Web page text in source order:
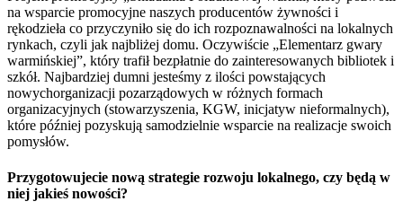
na wsparcie promocyjne naszych producentów żywności i
rękodzieła co przyczyniło się do ich rozpoznawalności na lokalnych
rynkach, czyli jak najbliżej domu. Oczywiście „Elementarz gwary
warmińskiej”, który trafił bezpłatnie do zainteresowanych bibliotek i
szkół. Najbardziej dumni jesteśmy z ilości powstających
nowychorganizacji pozarządowych w różnych formach
organizacyjnych (stowarzyszenia, KGW, inicjatyw nieformalnych),
które później pozyskują samodzielnie wsparcie na realizacje swoich
pomysłów.
Przygotowujecie nową strategie rozwoju lokalnego, czy będą w
niej jakieś nowości?